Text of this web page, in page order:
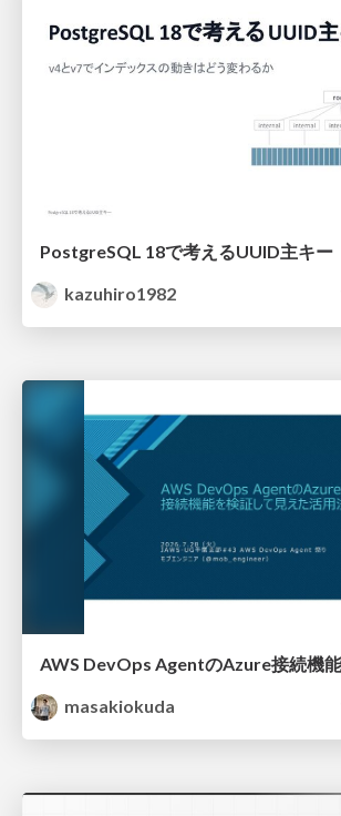
PostgreSQL 18で考えるUUID主キー
kazuhiro1982
masakiokuda